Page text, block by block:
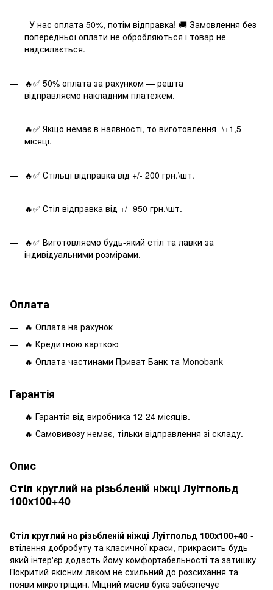
У нас оплата 50%, потім відправка! 🚚 Замовлення без
попередньої оплати не обробляються і товар не
надсилається.
🔥✅ 50% оплата за рахунком — решта
відправляємо накладним платежем.
🔥✅ Якщо немає в наявності, то виготовлення -\+1,5
місяці.
🔥✅ Стільці відправка від +/- 200 грн.\шт.
🔥✅ Стіл відправка від +/- 950 грн.\шт.
🔥✅ Виготовляємо будь-який стіл та лавки за
індивідуальними розмірами.
Оплата
🔥 Оплата на рахунок
🔥 Кредитною карткою
🔥 Оплата частинами Приват Банк та Monobank
Гарантія
🔥 Гарантія від виробника 12-24 місяців.
🔥 Самовивозу немає, тільки відправлення зі складу.
Опис
Стіл круглий на різьбленій ніжці Луітпольд
100х100+40
Стіл круглий на різьбленій ніжці Луітпольд 100х100+40 -
втілення добробуту та класичної краси, прикрасить будь-
який інтер'єр додасть йому комфортабельності та затишку
Покритий якісним лаком не схильний до розсихання та
появи мікротріщин. Міцний масив бука забезпечує